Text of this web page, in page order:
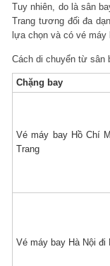
Tuy nhiên, do là sân
Trang tương đối đa
lựa chọn và có vé máy
Cách di chuyển từ sân
Chặng bay
Vé máy bay Hồ Chí
Trang
Vé máy bay Hà Nội đi